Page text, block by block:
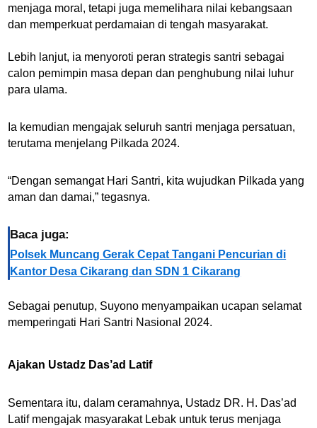
menjaga moral, tetapi juga memelihara nilai kebangsaan
dan memperkuat perdamaian di tengah masyarakat.
Lebih lanjut, ia menyoroti peran strategis santri sebagai
calon pemimpin masa depan dan penghubung nilai luhur
para ulama.
Ia kemudian mengajak seluruh santri menjaga persatuan,
terutama menjelang Pilkada 2024.
“Dengan semangat Hari Santri, kita wujudkan Pilkada yang
aman dan damai,” tegasnya.
Baca juga:
Polsek Muncang Gerak Cepat Tangani Pencurian di
Kantor Desa Cikarang dan SDN 1 Cikarang
Sebagai penutup, Suyono menyampaikan ucapan selamat
memperingati Hari Santri Nasional 2024.
Ajakan Ustadz Das’ad Latif
Sementara itu, dalam ceramahnya, Ustadz DR. H. Das’ad
Latif mengajak masyarakat Lebak untuk terus menjaga